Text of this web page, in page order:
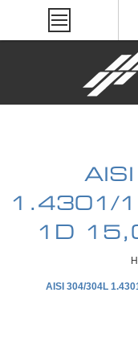
1.4301/
1D
AISI 304/304L